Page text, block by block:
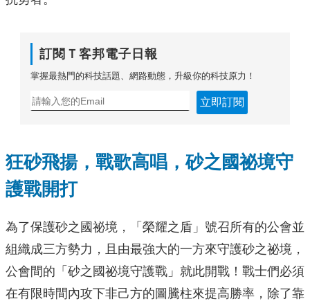
訂閱Ｔ客邦電子日報
掌握最熱門的科技話題、網路動態，升級你的科技原力！
立即訂閱
狂砂飛揚，戰歌高唱，砂之國祕境守
護戰開打
為了保護砂之國祕境，「榮耀之盾」號召所有的公會並
組織成三方勢力，且由最強大的一方來守護砂之祕境，
公會間的「砂之國祕境守護戰」就此開戰！戰士們必須
在有限時間內攻下非己方的圖騰柱來提高勝率，除了靠